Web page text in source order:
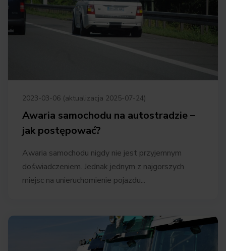
2023-03-06 (aktualizacja 2025-07-24)
Awaria samochodu na autostradzie –
jak postępować?
Awaria samochodu nigdy nie jest przyjemnym
doświadczeniem. Jednak jednym z najgorszych
miejsc na unieruchomienie pojazdu...